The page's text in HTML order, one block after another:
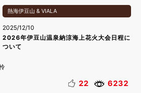
熱海伊豆山 & VIALA
2025/12/10
2026年伊豆山温泉納涼海上花火大会日程に
ついて
22 6232